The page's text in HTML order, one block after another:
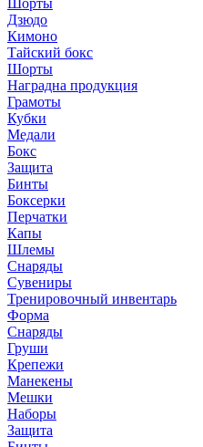
Шорты
Дзюдо
Кимоно
Тайский бокс
Шорты
Наградна продукция
Грамоты
Кубки
Медали
Бокс
Защита
Бинты
Боксерки
Перчатки
Капы
Шлемы
Снаряды
Сувениры
Тренировочный инвентарь
Форма
Снаряды
Груши
Крепежи
Манекены
Мешки
Наборы
Защита